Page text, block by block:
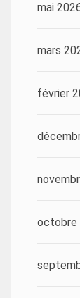
mai
mars
février
octobre